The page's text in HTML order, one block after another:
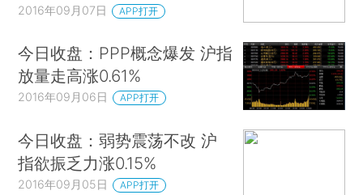
2016年09月07日 APP打开
今日收盘：PPP概念爆发 沪指
放量走高涨0.61%
2016年09月06日 APP打开
今日收盘：弱势震荡不改 沪
指欲振乏力涨0.15%
2016年09月05日 APP打开